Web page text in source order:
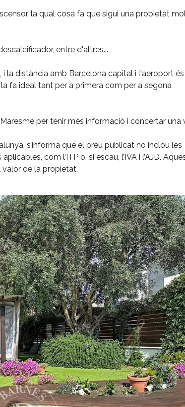
la qual cosa fa que sigui una propietat
entre d'altres...
la distància amb Barcelona capital i l'aeroport és
fa ideal tant per a primera com per a segona
per tenir més informació i concertar una
s’informa que el preu publicat no inclou les
com l’ITP o, si escau, l’IVA i l’AJD.
de la propietat.